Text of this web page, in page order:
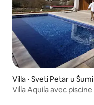
Villa ⋅ Sveti Petar u Šumi
Villa Aquila avec piscine